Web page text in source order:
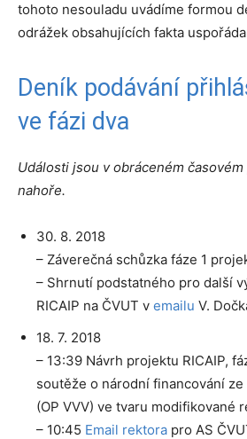
tohoto nesouladu uvádíme formou
odrážek obsahujících fakta
Deník podávání
ve fázi dva
Události jsou v obráceném
nahoře.
30. 8. 2018
– Záverečná schůzka fáze 1
– Shrnutí podstatného pro další
RICAIP na ČVUT v emailu V.
18. 7. 2018
– 13:39 Návrh projektu RICAIP,
soutěže o národní financování
(OP VVV) ve tvaru modifikované
– 10:45 Email rektora pro AS